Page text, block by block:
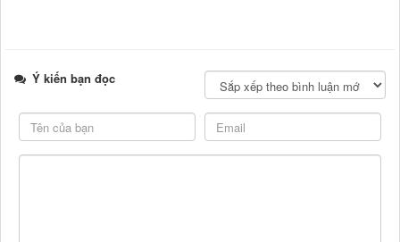
Ý kiến bạn đọc